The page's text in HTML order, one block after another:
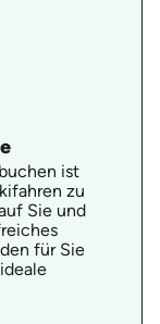
ist
zu
Sie und
für Sie